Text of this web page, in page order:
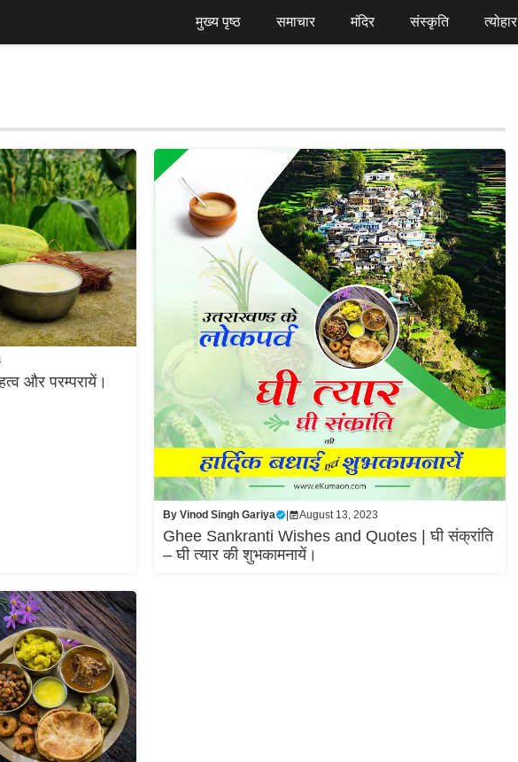
मुख्य पृष्ठ समाचार मंदिर संस्कृति त्योहार
और परम्परायें।
By Vinod Singh Gariya | August 13, 2023
Ghee Sankranti Wishes and Quotes | घी संक्रांति
– घी त्यार की शुभकामनायें।